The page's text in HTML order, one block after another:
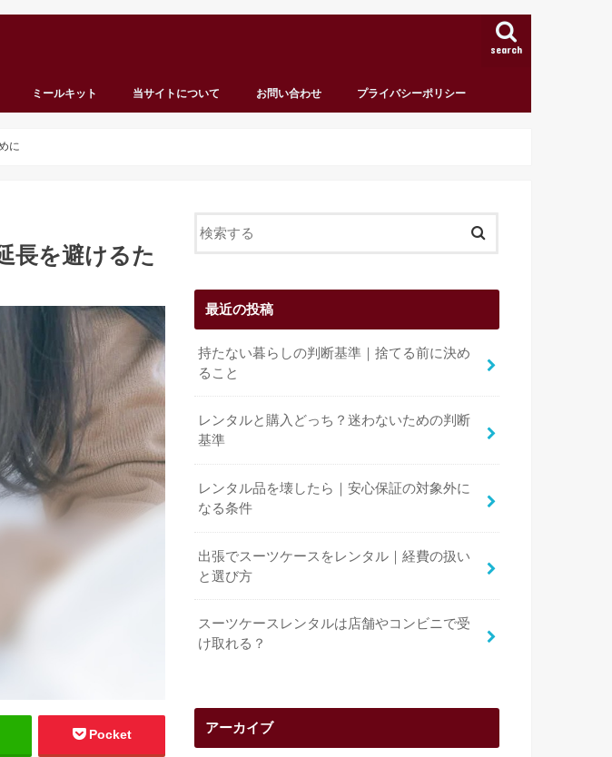
search
ミールキット 当サイトについて お問い合わせ プライバシーポリシー
に
長を避けるた
Pocket
最近の投稿
持たない暮らしの判断基準｜捨てる前に決め
ること
レンタルと購入どっち？迷わないための判断
基準
レンタル品を壊したら｜安心保証の対象外に
なる条件
出張でスーツケースをレンタル｜経費の扱い
と選び方
スーツケースレンタルは店舗やコンビニで受
け取れる？
アーカイブ